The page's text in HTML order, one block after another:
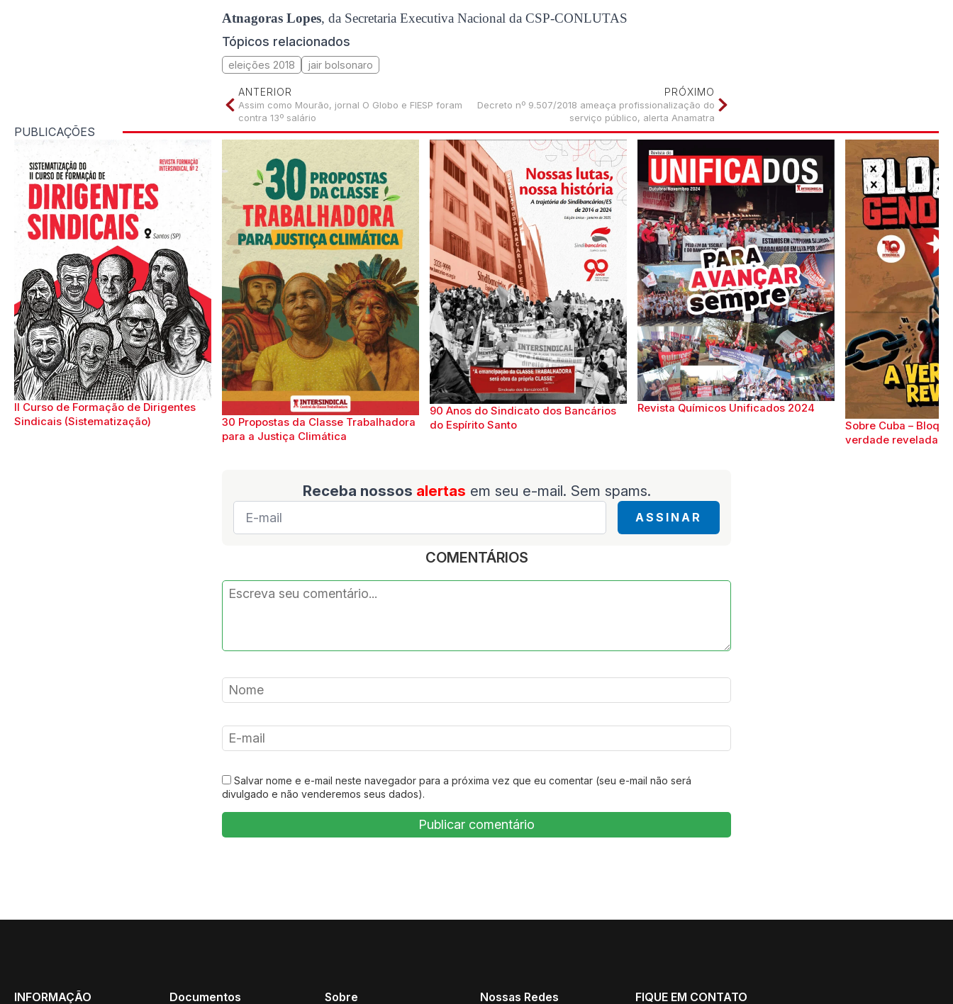
Atnagoras Lopes, da Secretaria Executiva Nacional da CSP-CONLUTAS
Tópicos relacionados
eleições 2018 jair bolsonaro
PRÓXIMO
Decreto nº 9.507/2018 ameaça profissionalização do
serviço público, alerta Anamatra
ANTERIOR
Assim como Mourão, jornal O Globo e FIESP foram
contra 13º salário
PUBLICAÇÕES
II Curso de Formação de Dirigentes
Sindicais (Sistematização)
30 Propostas da Classe Trabalhadora
para a Justiça Climática
90 Anos do Sindicato dos Bancários
do Espírito Santo
Revista Químicos Unificados 2024
Sobre Cuba –
verdade revelada
Receba nossos alertas em seu e-mail. Sem spams.
E-
mail
ASSINAR
COMENTÁRIOS
Salvar nome e e-mail neste navegador para a próxima vez que eu comentar (seu e-mail não será
divulgado e não venderemos seus dados).
INFORMAÇÃO Documentos Sobre Nossas Redes FIQUE EM CONTATO